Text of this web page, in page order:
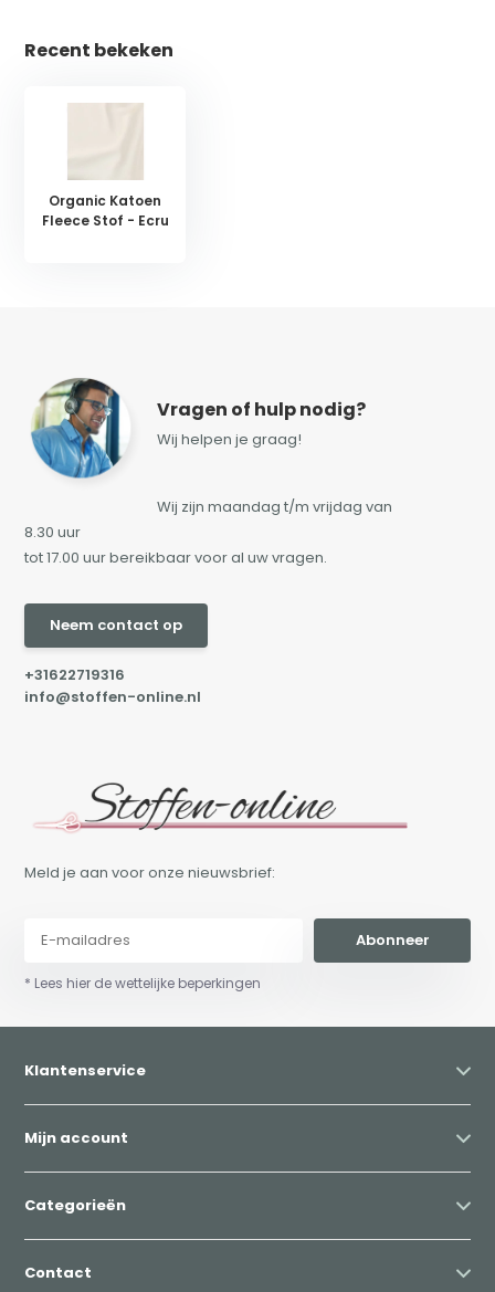
Recent bekeken
Organic Katoen
Fleece Stof - Ecru
Vragen of hulp nodig?
Wij helpen je graag!
Wij zijn maandag t/m vrijdag van
8.30 uur
tot 17.00 uur bereikbaar voor al uw vragen.
Neem contact op
+31622719316
info@stoffen-online.nl
Meld je aan voor onze nieuwsbrief:
Abonneer
* Lees hier de wettelijke beperkingen
Klantenservice
Mijn account
Categorieën
Contact